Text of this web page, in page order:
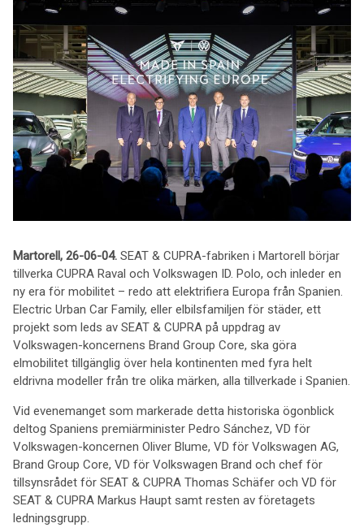
Martorell, 26-06-04. SEAT & CUPRA-fabriken i Martorell börjar
tillverka CUPRA Raval och Volkswagen ID. Polo, och inleder en
ny era för mobilitet – redo att elektrifiera Europa från Spanien.
Electric Urban Car Family, eller elbilsfamiljen för städer, ett
projekt som leds av SEAT & CUPRA på uppdrag av
Volkswagen-koncernens Brand Group Core, ska göra
elmobilitet tillgänglig över hela kontinenten med fyra helt
eldrivna modeller från tre olika märken, alla tillverkade i Spanien.
Vid evenemanget som markerade detta historiska ögonblick
deltog Spaniens premiärminister Pedro Sánchez, VD för
Volkswagen-koncernen Oliver Blume, VD för Volkswagen AG,
Brand Group Core, VD för Volkswagen Brand och chef för
tillsynsrådet för SEAT & CUPRA Thomas Schäfer och VD för
SEAT & CUPRA Markus Haupt samt resten av företagets
ledningsgrupp.